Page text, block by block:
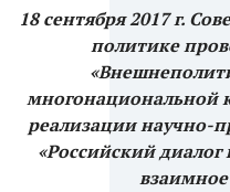
18 сентября 2017 г.
политике
«
многонациональной
реализации научно-
«Российский